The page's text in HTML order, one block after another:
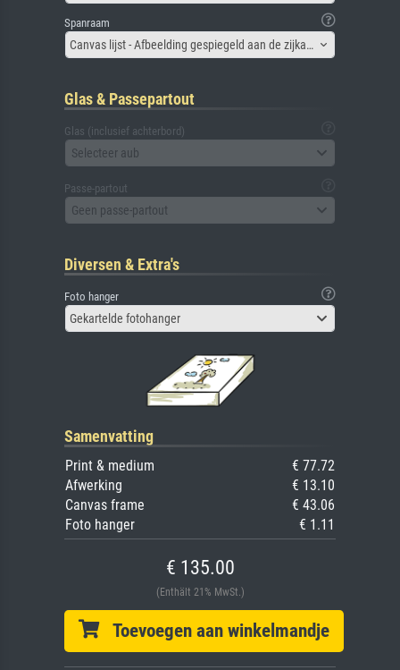
Spanraam
Canvas lijst - Afbeelding gespiegeld aan de zijkant
Glas & Passepartout
Glas (inclusief achterbord)
Selecteer aub
Passe-partout
Geen passe-partout
Diversen & Extra's
Foto hanger
Gekartelde fotohanger
Samenvatting
Print & medium
€ 77.72
Afwerking
€ 13.10
Canvas frame
€ 43.06
Foto hanger
€ 1.11
€ 135.00
(Enthält 21% MwSt.)
Toevoegen aan winkelmandje